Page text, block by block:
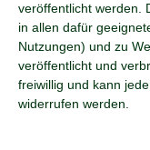
veröffentlicht werden.
in allen dafür
Nutzungen) und zu
veröffentlicht und
freiwillig und kann
widerrufen werden.